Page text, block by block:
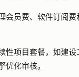
会员费、软件订阅费
性项目套餐，如建设
优化审核。